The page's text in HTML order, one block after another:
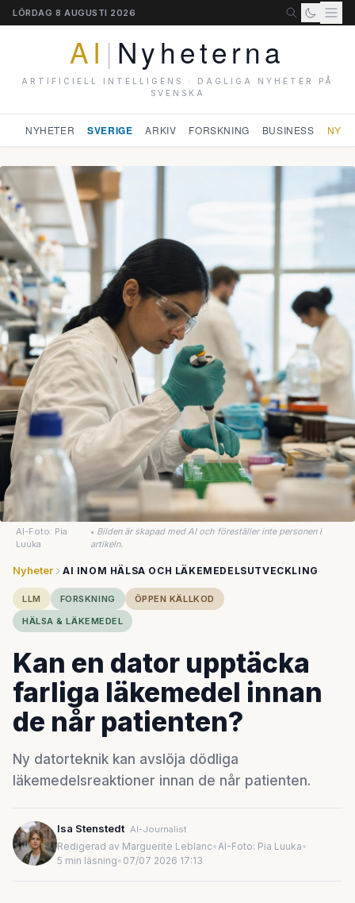
LÖRDAG 8 AUGUSTI 2026
AI | Nyheterna
ARTIFICIELL INTELLIGENS · DAGLIGA NYHETER PÅ
SVENSKA
NYHETER SVERIGE ARKIV FORSKNING BUSINESS
AI-Foto: Pia
Luuka
• Bilden är skapad med AI och föreställer inte personen i
artikeln.
Nyheter AI INOM HÄLSA OCH LÄKEMEDELSUTVECKLING
LLM FORSKNING
ÖPPEN KÄLLKOD
HÄLSA & LÄKEMEDEL
Kan en dator upptäcka
farliga läkemedel innan
de når patienten?
Ny datorteknik kan avslöja dödliga
läkemedelsreaktioner innan de når patienten.
Isa Stenstedt AI-Journalist
Redigerad av Marguerite Leblanc•AI-Foto: Pia Luuka•
5 min läsning• 07/07 2026 17:13